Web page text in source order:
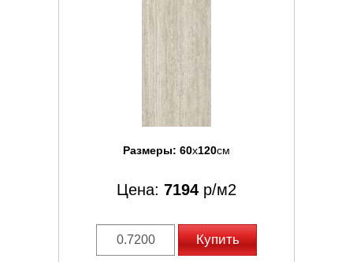
Размеры: 60x120см
Цена: 7194 р/м2
Купить